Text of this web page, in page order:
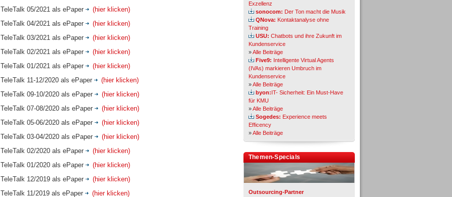
TeleTalk 05/2021 als ePaper
(hier klicken)
TeleTalk 04/2021 als ePaper
(hier klicken)
TeleTalk 03/2021 als ePaper
(hier klicken)
TeleTalk 02/2021 als ePaper
(hier klicken)
TeleTalk 01/2021 als ePaper
(hier klicken)
TeleTalk 11-12/2020 als ePaper
(hier klicken)
TeleTalk 09-10/2020 als ePaper
(hier klicken)
TeleTalk 07-08/2020 als ePaper
(hier klicken)
TeleTalk 05-06/2020 als ePaper
(hier klicken)
TeleTalk 03-04/2020 als ePaper
(hier klicken)
TeleTalk 02/2020 als ePaper
(hier klicken)
TeleTalk 01/2020 als ePaper
(hier klicken)
TeleTalk 12/2019 als ePaper
(hier klicken)
TeleTalk 11/2019 als ePaper
(hier klicken)
Exzellenz
sonocom: Der Ton macht die Musik
QNova: Kontaktanalyse ohne
Training
USU: Chatbots und ihre Zukunft im
Kundenservice
»Alle Beiträge
Five9: Intelligente Virtual Agents
(IVAs) markieren Umbruch im
Kundenservice
»Alle Beiträge
byon:IT- Sicherheit: Ein Must-Have
für KMU
»Alle Beiträge
Sogedes: Experience meets
Efficency
»Alle Beiträge
Themen-Specials
Outsourcing-Partner